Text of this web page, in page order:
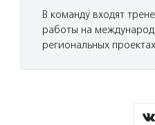
В команду входят
работы на
региональных